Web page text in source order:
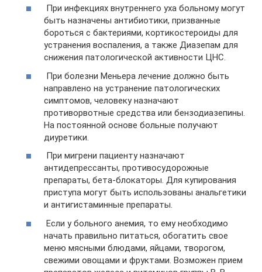
При инфекциях внутреннего уха больному могут
быть назначены антибиотики, призванные
бороться с бактериями, кортикостероиды для
устранения воспаления, а также Диазепам для
снижения патологической активности ЦНС.
При болезни Меньера лечение должно быть
направлено на устранение патологических
симптомов, человеку назначают
противорвотные средства или бензодиазепины.
На постоянной основе больные получают
диуретики.
При мигрени пациенту назначают
антидепрессанты, противосудорожные
препараты, бета-блокаторы. Для купирования
приступа могут быть использованы анальгетики
и антигистаминные препараты.
Если у больного анемия, то ему необходимо
начать правильно питаться, обогатить свое
меню мясными блюдами, яйцами, творогом,
свежими овощами и фруктами. Возможен прием